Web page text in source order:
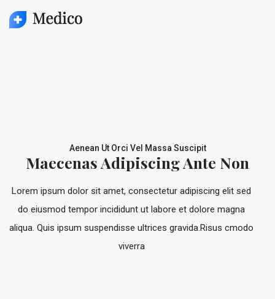
Aenean Ut Orci Vel Massa Suscipit
Maecenas Adipiscing Ante Non
Lorem ipsum dolor sit amet, consectetur adipiscing elit sed
do eiusmod tempor incididunt ut labore et dolore magna
aliqua. Quis ipsum suspendisse ultrices gravida.Risus cmodo
viverra